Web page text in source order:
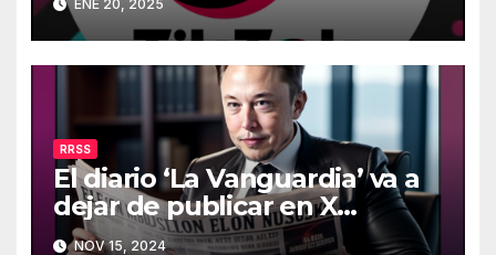
ENE 20, 2025
RRSS
El diario ‘La Vanguardia’ va a
dejar de publicar en X
(Twitter)
NOV 15, 2024